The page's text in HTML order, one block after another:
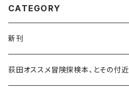
CATEGORY
新刊
和書
荻田オススメ冒険探検本、とその付近